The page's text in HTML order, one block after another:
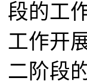
段的工
工作开
二阶段